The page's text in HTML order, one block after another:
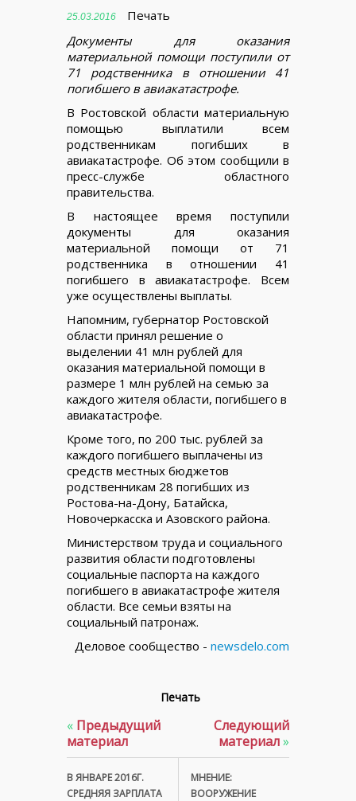
25.03.2016
Печать
Документы для оказания
материальной помощи поступили от
71 родственника в отношении 41
погибшего в авиакатастрофе.
В Ростовской области материальную
помощью выплатили всем
родственникам погибших в
авиакатастрофе. Об этом сообщили в
пресс-службе областного
правительства.
В настоящее время поступили
документы для оказания
материальной помощи от 71
родственника в отношении 41
погибшего в авиакатастрофе. Всем
уже осуществлены выплаты.
Напомним, губернатор Ростовской
области принял решение о
выделении 41 млн рублей для
оказания материальной помощи в
размере 1 млн рублей на семью за
каждого жителя области, погибшего в
авиакатастрофе.
Кроме того, по 200 тыс. рублей за
каждого погибшего выплачены из
средств местных бюджетов
родственникам 28 погибших из
Ростова-на-Дону, Батайска,
Новочеркасска и Азовского района.
Министерством труда и социального
развития области подготовлены
социальные паспорта на каждого
погибшего в авиакатастрофе жителя
области. Все семьи взяты на
социальный патронаж.
Деловое сообщество - newsdelo.com
Печать
« Предыдущий
материал
В ЯНВАРЕ 2016Г.
СРЕДНЯЯ ЗАРПЛАТА
Следующий
материал»
МНЕНИЕ:
ВООРУЖЕНИЕ